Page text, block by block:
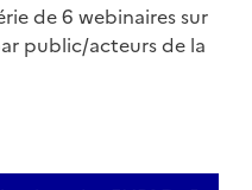
de 6 webinaires sur
public/acteurs de la